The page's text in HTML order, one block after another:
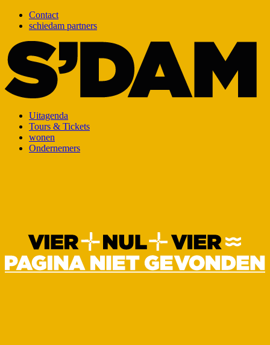
Contact
schiedam partners
Uitagenda
Tours & Tickets
wonen
Ondernemers